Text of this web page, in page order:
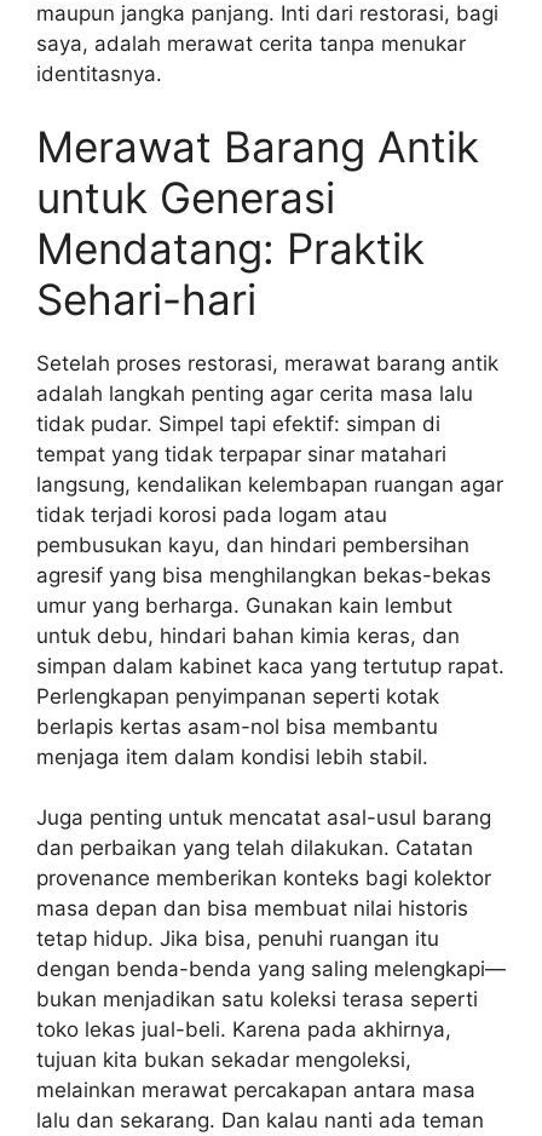
maupun jangka panjang. Inti dari restorasi, bagi
saya, adalah merawat cerita tanpa menukar
identitasnya.
Merawat Barang Antik
untuk Generasi
Mendatang: Praktik
Sehari-hari
Setelah proses restorasi, merawat barang antik
adalah langkah penting agar cerita masa lalu
tidak pudar. Simpel tapi efektif: simpan di
tempat yang tidak terpapar sinar matahari
langsung, kendalikan kelembapan ruangan agar
tidak terjadi korosi pada logam atau
pembusukan kayu, dan hindari pembersihan
agresif yang bisa menghilangkan bekas-bekas
umur yang berharga. Gunakan kain lembut
untuk debu, hindari bahan kimia keras, dan
simpan dalam kabinet kaca yang tertutup rapat.
Perlengkapan penyimpanan seperti kotak
berlapis kertas asam-nol bisa membantu
menjaga item dalam kondisi lebih stabil.
Juga penting untuk mencatat asal-usul barang
dan perbaikan yang telah dilakukan. Catatan
provenance memberikan konteks bagi kolektor
masa depan dan bisa membuat nilai historis
tetap hidup. Jika bisa, penuhi ruangan itu
dengan benda-benda yang saling melengkapi—
bukan menjadikan satu koleksi terasa seperti
toko lekas jual-beli. Karena pada akhirnya,
tujuan kita bukan sekadar mengoleksi,
melainkan merawat percakapan antara masa
lalu dan sekarang. Dan kalau nanti ada teman